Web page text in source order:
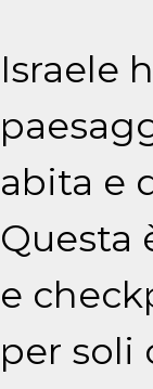
Israele
abita e
Questa
e
per soli